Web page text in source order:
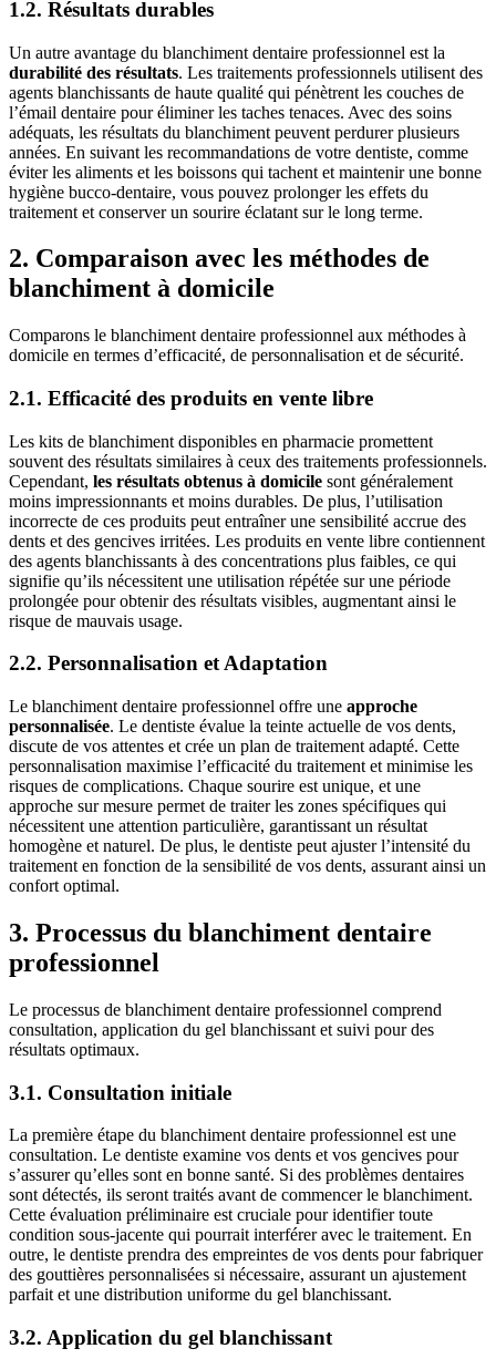
1.2. Résultats durables
Un autre avantage du blanchiment dentaire professionnel est la
durabilité des résultats. Les traitements professionnels utilisent des
agents blanchissants de haute qualité qui pénètrent les couches de
l’émail dentaire pour éliminer les taches tenaces. Avec des soins
adéquats, les résultats du blanchiment peuvent perdurer plusieurs
années. En suivant les recommandations de votre dentiste, comme
éviter les aliments et les boissons qui tachent et maintenir une bonne
hygiène bucco-dentaire, vous pouvez prolonger les effets du
traitement et conserver un sourire éclatant sur le long terme.
2. Comparaison avec les méthodes de
blanchiment à domicile
Comparons le blanchiment dentaire professionnel aux méthodes à
domicile en termes d’efficacité, de personnalisation et de sécurité.
2.1. Efficacité des produits en vente libre
Les kits de blanchiment disponibles en pharmacie promettent
souvent des résultats similaires à ceux des traitements professionnels.
Cependant, les résultats obtenus à domicile sont généralement
moins impressionnants et moins durables. De plus, l’utilisation
incorrecte de ces produits peut entraîner une sensibilité accrue des
dents et des gencives irritées. Les produits en vente libre contiennent
des agents blanchissants à des concentrations plus faibles, ce qui
signifie qu’ils nécessitent une utilisation répétée sur une période
prolongée pour obtenir des résultats visibles, augmentant ainsi le
risque de mauvais usage.
2.2. Personnalisation et Adaptation
Le blanchiment dentaire professionnel offre une approche
personnalisée. Le dentiste évalue la teinte actuelle de vos dents,
discute de vos attentes et crée un plan de traitement adapté. Cette
personnalisation maximise l’efficacité du traitement et minimise les
risques de complications. Chaque sourire est unique, et une
approche sur mesure permet de traiter les zones spécifiques qui
nécessitent une attention particulière, garantissant un résultat
homogène et naturel. De plus, le dentiste peut ajuster l’intensité du
traitement en fonction de la sensibilité de vos dents, assurant ainsi un
confort optimal.
3. Processus du blanchiment dentaire
professionnel
Le processus de blanchiment dentaire professionnel comprend
consultation, application du gel blanchissant et suivi pour des
résultats optimaux.
3.1. Consultation initiale
La première étape du blanchiment dentaire professionnel est une
consultation. Le dentiste examine vos dents et vos gencives pour
s’assurer qu’elles sont en bonne santé. Si des problèmes dentaires
sont détectés, ils seront traités avant de commencer le blanchiment.
Cette évaluation préliminaire est cruciale pour identifier toute
condition sous-jacente qui pourrait interférer avec le traitement. En
outre, le dentiste prendra des empreintes de vos dents pour fabriquer
des gouttières personnalisées si nécessaire, assurant un ajustement
parfait et une distribution uniforme du gel blanchissant.
3.2. Application du gel blanchissant